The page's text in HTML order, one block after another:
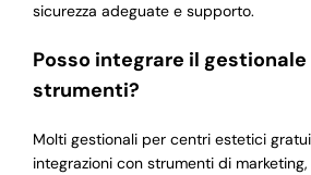
sicurezza adeguate e supporto.
Posso integrare il
strumenti?
Molti gestionali per centri estetici
integrazioni con strumenti di